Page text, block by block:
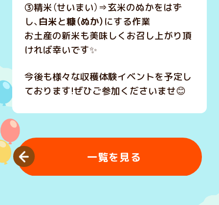
③精米（せいまい）⇒玄米のぬかをはず
し、白米と糠（ぬか）にする作業
お土産の新米も美味しくお召し上がり頂
ければ幸いです✨
今後も様々な収穫体験イベントを予定し
ております!ぜひご参加くださいませ😊
一覧を見る